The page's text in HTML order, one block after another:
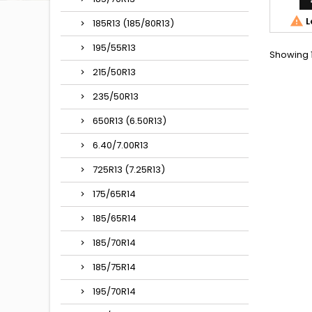
185R13 (185/80R13)
195/55R13
215/50R13
235/50R13
650R13 (6.50R13)
6.40/7.00R13
725R13 (7.25R13)
175/65R14
185/65R14
185/70R14
185/75R14
195/70R14
215/

Showing